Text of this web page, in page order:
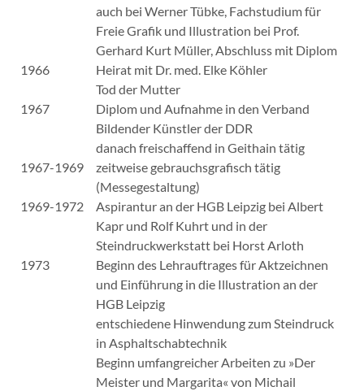
auch bei Werner Tübke, Fachstudium für
Freie Grafik und Illustration bei Prof.
Gerhard Kurt Müller, Abschluss mit Diplom
1966
Heirat mit Dr. med. Elke Köhler
Tod der Mutter
1967
Diplom und Aufnahme in den Verband
Bildender Künstler der DDR
danach freischaffend in Geithain tätig
1967-1969
zeitweise gebrauchsgrafisch tätig
(Messegestaltung)
1969-1972
Aspirantur an der HGB Leipzig bei Albert
Kapr und Rolf Kuhrt und in der
Steindruckwerkstatt bei Horst Arloth
1973
Beginn des Lehrauftrages für Aktzeichnen
und Einführung in die Illustration an der
HGB Leipzig
entschiedene Hinwendung zum Steindruck
in Asphaltschabtechnik
Beginn umfangreicher Arbeiten zu »Der
Meister und Margarita« von Michail